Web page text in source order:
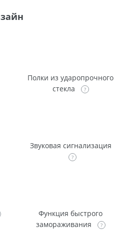
Полки из ударопрочного
стекла
Звуковая сигнализация
Функция быстрого
замораживания